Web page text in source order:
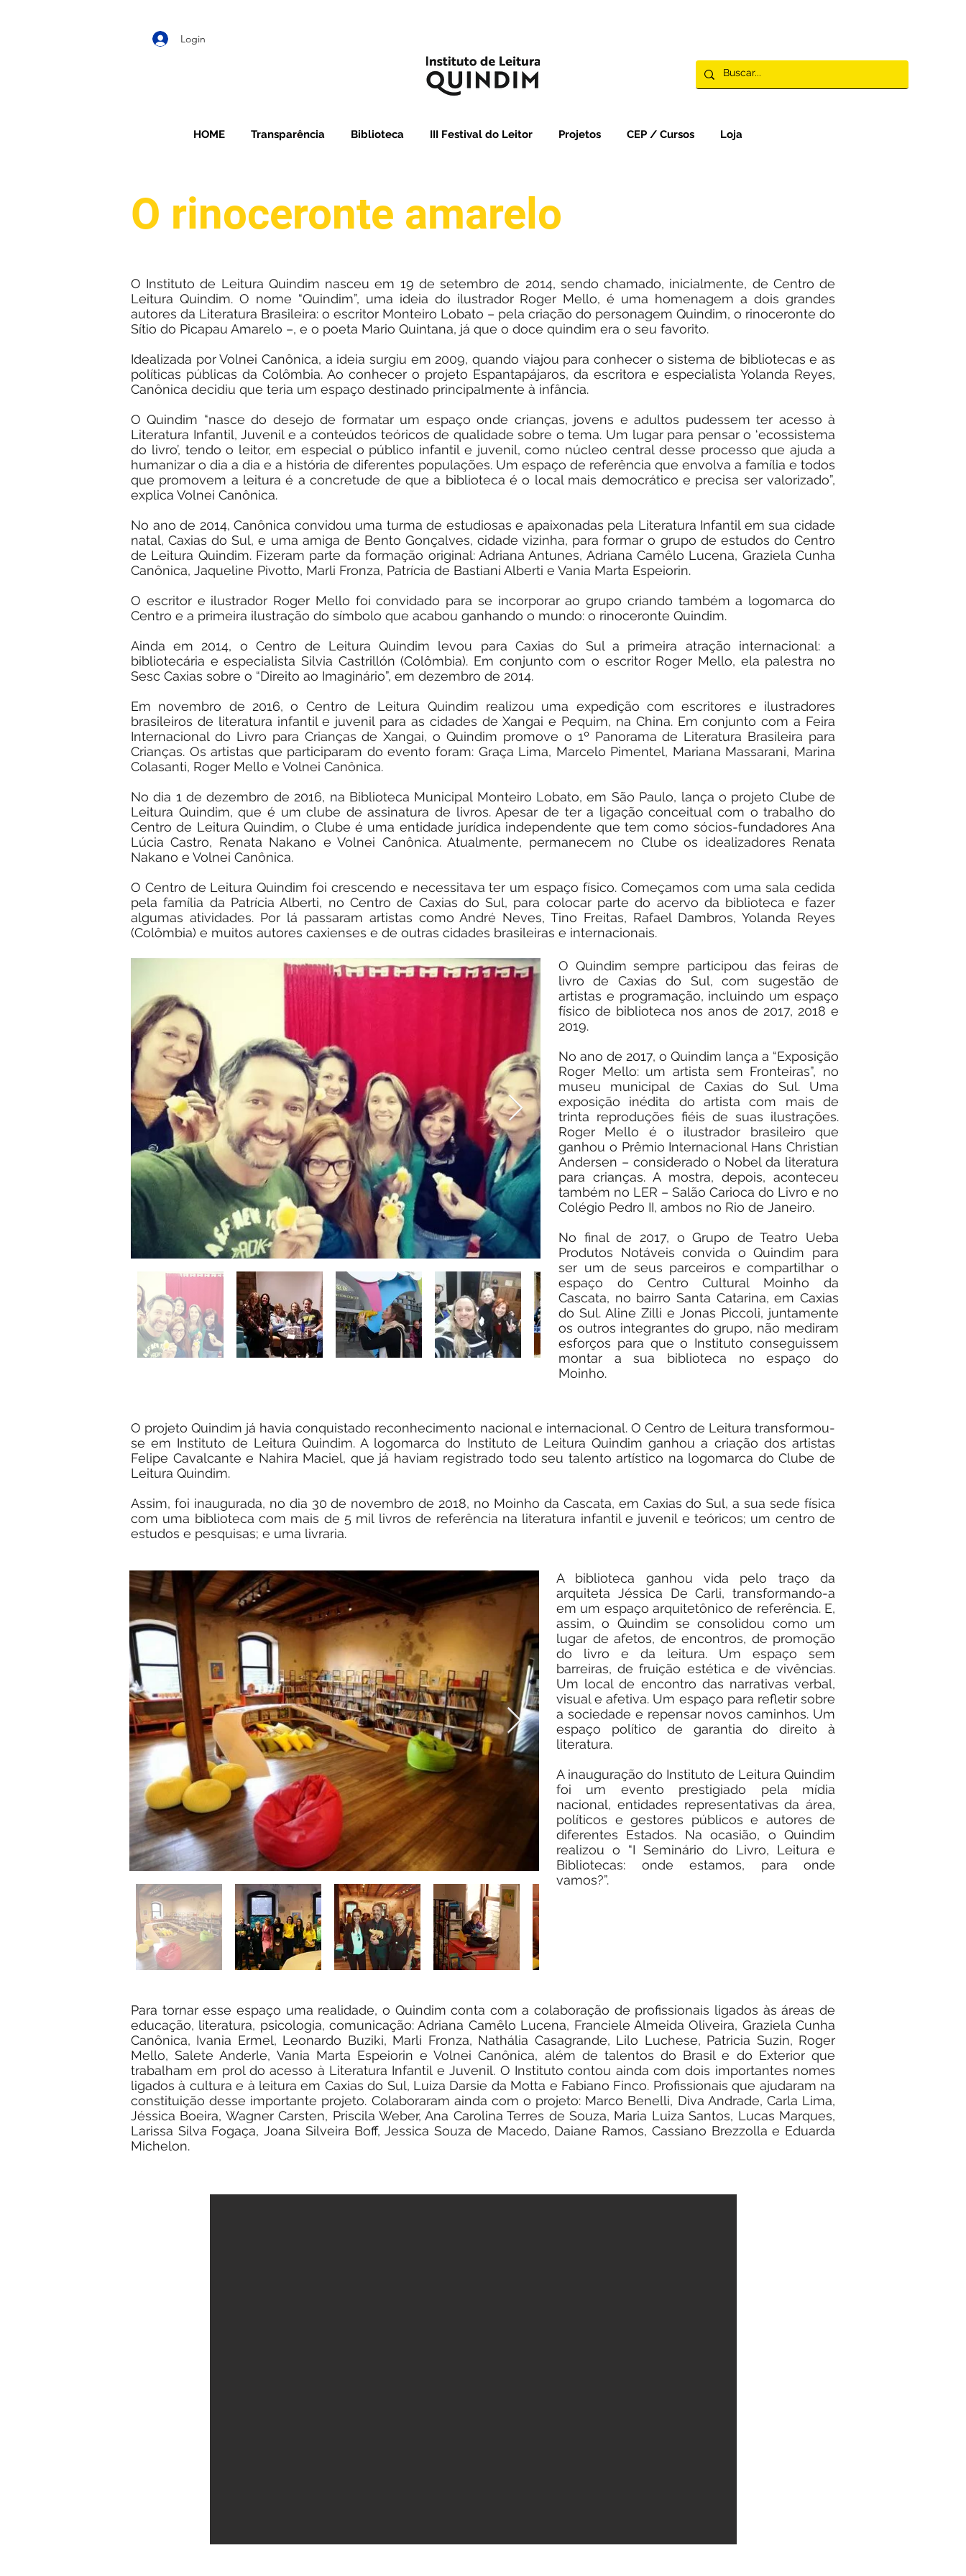
Login
HOME Transparência Biblioteca III Festival do Leitor Projetos CEP / Cursos Loja
O rinoceronte amarelo
O Instituto de Leitura Quindim nasceu em 19 de setembro de 2014, sendo chamado, inicialmente, de Centro de
Leitura Quindim. O nome “Quindim”, uma ideia do ilustrador Roger Mello, é uma homenagem a dois grandes
autores da Literatura Brasileira: o escritor Monteiro Lobato – pela criação do personagem Quindim, o rinoceronte do
Sítio do Picapau Amarelo –, e o poeta Mario Quintana, já que o doce quindim era o seu favorito.
Idealizada por Volnei Canônica, a ideia surgiu em 2009, quando viajou para conhecer o sistema de bibliotecas e as
políticas públicas da Colômbia. Ao conhecer o projeto Espantapájaros, da escritora e especialista Yolanda Reyes,
Canônica decidiu que teria um espaço destinado principalmente à infância.
O Quindim “nasce do desejo de formatar um espaço onde crianças, jovens e adultos pudessem ter acesso à
Literatura Infantil, Juvenil e a conteúdos teóricos de qualidade sobre o tema. Um lugar para pensar o ‘ecossistema
do livro’, tendo o leitor, em especial o público infantil e juvenil, como núcleo central desse processo que ajuda a
humanizar o dia a dia e a história de diferentes populações. Um espaço de referência que envolva a família e todos
que promovem a leitura é a concretude de que a biblioteca é o local mais democrático e precisa ser valorizado”,
explica Volnei Canônica.
No ano de 2014, Canônica convidou uma turma de estudiosas e apaixonadas pela Literatura Infantil em sua cidade
natal, Caxias do Sul, e uma amiga de Bento Gonçalves, cidade vizinha, para formar o grupo de estudos do Centro
de Leitura Quindim. Fizeram parte da formação original: Adriana Antunes, Adriana Camêlo Lucena, Graziela Cunha
Canônica, Jaqueline Pivotto, Marli Fronza, Patrícia de Bastiani Alberti e Vania Marta Espeiorin.
O escritor e ilustrador Roger Mello foi convidado para se incorporar ao grupo criando também a logomarca do
Centro e a primeira ilustração do símbolo que acabou ganhando o mundo: o rinoceronte Quindim.
Ainda em 2014, o Centro de Leitura Quindim levou para Caxias do Sul a primeira atração internacional: a
bibliotecária e especialista Silvia Castrillón (Colômbia). Em conjunto com o escritor Roger Mello, ela palestra no
Sesc Caxias sobre o “Direito ao Imaginário”, em dezembro de 2014.
Em novembro de 2016, o Centro de Leitura Quindim realizou uma expedição com escritores e ilustradores
brasileiros de literatura infantil e juvenil para as cidades de Xangai e Pequim, na China. Em conjunto com a Feira
Internacional do Livro para Crianças de Xangai, o Quindim promove o 1º Panorama de Literatura Brasileira para
Crianças. Os artistas que participaram do evento foram: Graça Lima, Marcelo Pimentel, Mariana Massarani, Marina
Colasanti, Roger Mello e Volnei Canônica.
No dia 1 de dezembro de 2016, na Biblioteca Municipal Monteiro Lobato, em São Paulo, lança o projeto Clube de
Leitura Quindim, que é um clube de assinatura de livros. Apesar de ter a ligação conceitual com o trabalho do
Centro de Leitura Quindim, o Clube é uma entidade jurídica independente que tem como sócios-fundadores Ana
Lúcia Castro, Renata Nakano e Volnei Canônica. Atualmente, permanecem no Clube os idealizadores Renata
Nakano e Volnei Canônica.
O Centro de Leitura Quindim foi crescendo e necessitava ter um espaço físico. Começamos com uma sala cedida
pela família da Patrícia Alberti, no Centro de Caxias do Sul, para colocar parte do acervo da biblioteca e fazer
algumas atividades. Por lá passaram artistas como André Neves, Tino Freitas, Rafael Dambros, Yolanda Reyes
(Colômbia) e muitos autores caxienses e de outras cidades brasileiras e internacionais.
O Quindim sempre participou das feiras de
livro de Caxias do Sul, com sugestão de
artistas e programação, incluindo um espaço
físico de biblioteca nos anos de 2017, 2018 e
2019.
No ano de 2017, o Quindim lança a “Exposição
Roger Mello: um artista sem Fronteiras”, no
museu municipal de Caxias do Sul. Uma
exposição inédita do artista com mais de
trinta reproduções fiéis de suas ilustrações.
Roger Mello é o ilustrador brasileiro que
ganhou o Prêmio Internacional Hans Christian
Andersen – considerado o Nobel da literatura
para crianças. A mostra, depois, aconteceu
também no LER – Salão Carioca do Livro e no
Colégio Pedro II, ambos no Rio de Janeiro.
No final de 2017, o Grupo de Teatro Ueba
Produtos Notáveis convida o Quindim para
ser um de seus parceiros e compartilhar o
espaço do Centro Cultural Moinho da
Cascata, no bairro Santa Catarina, em Caxias
do Sul. Aline Zilli e Jonas Piccoli, juntamente
os outros integrantes do grupo, não mediram
esforços para que o Instituto conseguissem
montar a sua biblioteca no espaço do
Moinho.
O projeto Quindim já havia conquistado reconhecimento nacional e internacional. O Centro de Leitura transformou-
se em Instituto de Leitura Quindim. A logomarca do Instituto de Leitura Quindim ganhou a criação dos artistas
Felipe Cavalcante e Nahira Maciel, que já haviam registrado todo seu talento artístico na logomarca do Clube de
Leitura Quindim.
Assim, foi inaugurada, no dia 30 de novembro de 2018, no Moinho da Cascata, em Caxias do Sul, a sua sede física
com uma biblioteca com mais de 5 mil livros de referência na literatura infantil e juvenil e teóricos; um centro de
estudos e pesquisas; e uma livraria.
A biblioteca ganhou vida pelo traço da
arquiteta Jéssica De Carli, transformando-a
em um espaço arquitetônico de referência. E,
assim, o Quindim se consolidou como um
lugar de afetos, de encontros, de promoção
do livro e da leitura. Um espaço sem
barreiras, de fruição estética e de vivências.
Um local de encontro das narrativas verbal,
visual e afetiva. Um espaço para refletir sobre
a sociedade e repensar novos caminhos. Um
espaço político de garantia do direito à
literatura.
A inauguração do Instituto de Leitura Quindim
foi um evento prestigiado pela mídia
nacional, entidades representativas da área,
políticos e gestores públicos e autores de
diferentes Estados. Na ocasião, o Quindim
realizou o “I Seminário do Livro, Leitura e
Bibliotecas: onde estamos, para onde
vamos?”.
Para tornar esse espaço uma realidade, o Quindim conta com a colaboração de profissionais ligados às áreas de
educação, literatura, psicologia, comunicação: Adriana Camêlo Lucena, Franciele Almeida Oliveira, Graziela Cunha
Canônica, Ivania Ermel, Leonardo Buziki, Marli Fronza, Nathália Casagrande, Lilo Luchese, Patricia Suzin, Roger
Mello, Salete Anderle, Vania Marta Espeiorin e Volnei Canônica, além de talentos do Brasil e do Exterior que
trabalham em prol do acesso à Literatura Infantil e Juvenil. O Instituto contou ainda com dois importantes nomes
ligados à cultura e à leitura em Caxias do Sul, Luiza Darsie da Motta e Fabiano Finco. Profissionais que ajudaram na
constituição desse importante projeto. Colaboraram ainda com o projeto: Marco Benelli, Diva Andrade, Carla Lima,
Jéssica Boeira, Wagner Carsten, Priscila Weber, Ana Carolina Terres de Souza, Maria Luiza Santos, Lucas Marques,
Larissa Silva Fogaça, Joana Silveira Boff, Jessica Souza de Macedo, Daiane Ramos, Cassiano Brezzolla e Eduarda
Michelon.